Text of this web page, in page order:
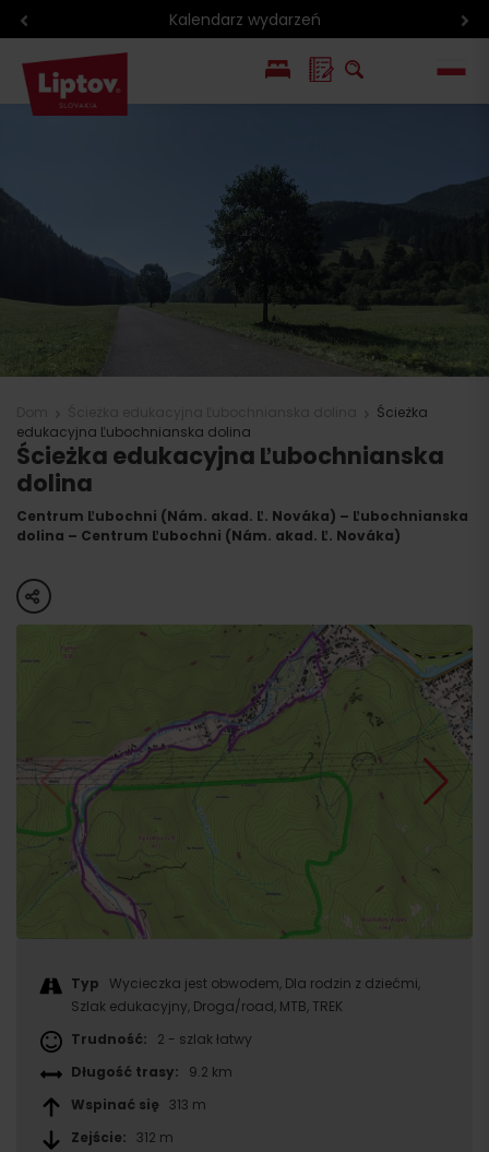
Kalendarz wydarzeń
Ścieżka
edukacyjna Ľubochnianska dolina
Ścieżka edukacyjna Ľubochnianska
dolina
Centrum Ľubochni (Nám. akad. Ľ. Nováka) – Ľubochnianska
dolina – Centrum Ľubochni (Nám. akad. Ľ. Nováka)
share
Typ Wycieczka jest obwodem, Dla rodzin z dziećmi,
Szlak edukacyjny, Droga/road, MTB, TREK
Trudność:
2 - szlak łatwy
Długość trasy:
9.2 km
Wspinać się 313 m
Zejście: 312 m